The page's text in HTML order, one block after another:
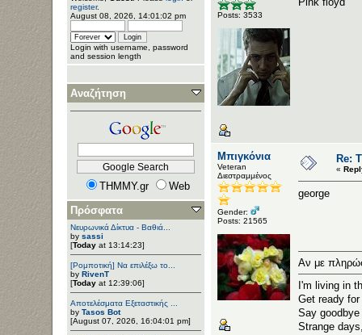
register.
August 08, 2026, 14:01:02 pm
Login with username, password
and session length
Αναζήτηση
THMMY.gr
Web
Πρόσφατα
Νευρωνικά Δίκτυα - Βαθιά...
by sassi
[Today at 13:14:23]
[Ρομποτική] Να επιλέξω το...
by RivenT
[Today at 12:39:06]
Αποτελέσματα Εξεταστικής ...
by Tasos Bot
[August 07, 2026, 16:04:01 pm]
Posts: 3533
Μπιγκόνια
Veteran
Διεστραμμένος
Gender:
Posts: 21565
Re:
«
george
Αν με
I'm living in
Get ready
Say
Strange